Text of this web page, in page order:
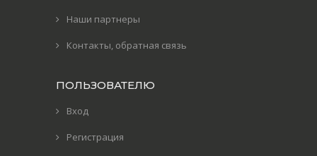
Наши партнеры
Контакты, обратная связь
ПОЛЬЗОВАТЕЛЮ
Вход
Регистрация